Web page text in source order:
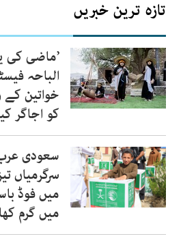
تازہ ترین خبریں
’ماضی کی
الباحہ
خواتین کے
کو اجاگر
سعودی
سرگرمیاں
میں فوڈ
میں گرم